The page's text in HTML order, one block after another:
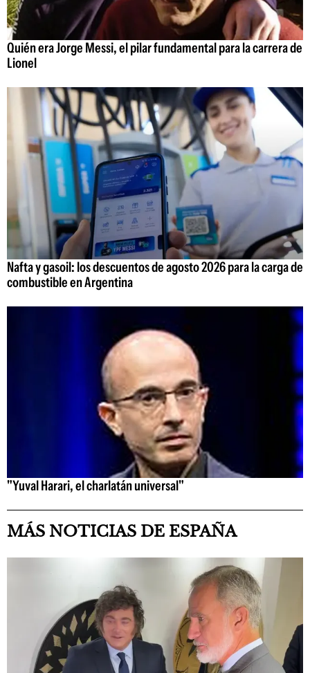
Quién era Jorge Messi, el pilar fundamental para la carrera de
Lionel
Nafta y gasoil: los descuentos de agosto 2026 para la carga de
combustible en Argentina
"Yuval Harari, el charlatán universal"
MÁS NOTICIAS DE ESPAÑA